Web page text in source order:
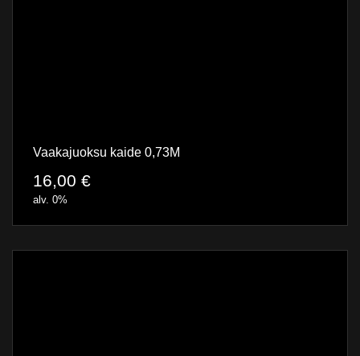
Vaakajuoksu kaide 0,73M
16,00 €
alv. 0%